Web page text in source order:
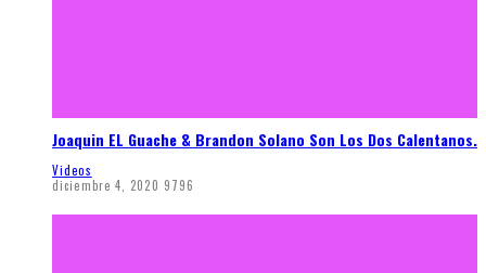
Joaquin EL Guache & Brandon Solano Son Los Dos Calentanos.
Videos
diciembre 4, 2020 9796